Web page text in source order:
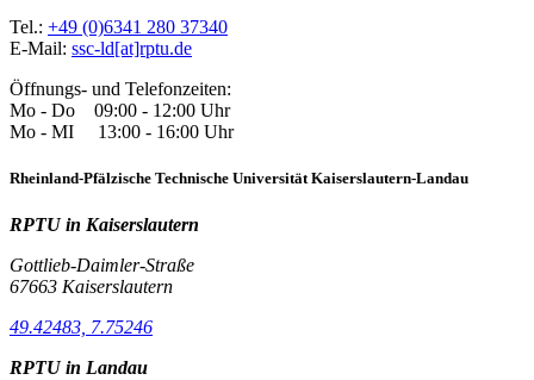
Tel.: +49 (0)6341 280 37340
E-Mail: ssc-ld[at]rptu.de
Öffnungs- und Telefonzeiten:
Mo - Do 09:00 - 12:00 Uhr
Mo - MI 13:00 - 16:00 Uhr
Rheinland-Pfälzische Technische Universität Kaiserslautern-Landau
RPTU in Kaiserslautern
Gottlieb-Daimler-Straße
67663 Kaiserslautern
49.42483, 7.75246
RPTU in Landau